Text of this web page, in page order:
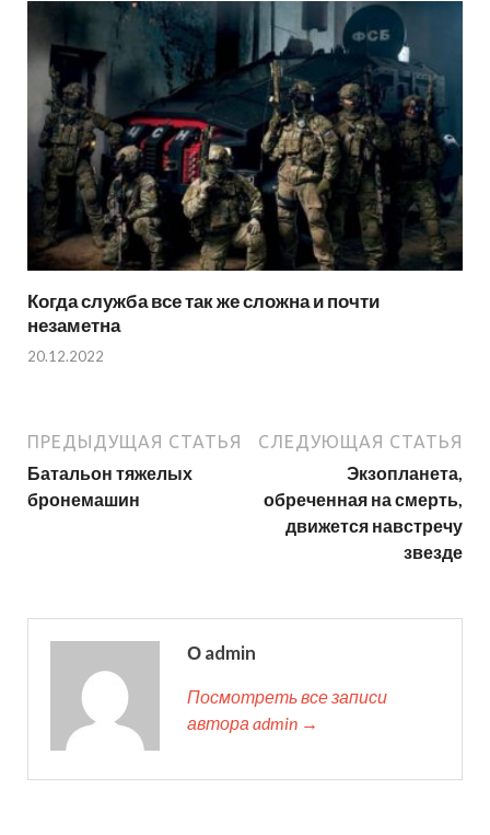
Когда служба все так же сложна и почти
незаметна
20.12.2022
ПРЕДЫДУЩАЯ СТАТЬЯ
Батальон тяжелых
бронемашин
СЛЕДУЮЩАЯ СТАТЬЯ
Экзопланета,
обреченная на смерть,
движется навстречу
звезде
О admin
Посмотреть все записи
автора admin →